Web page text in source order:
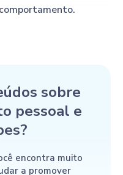
sobre
pessoal e
encontra muito
a promover